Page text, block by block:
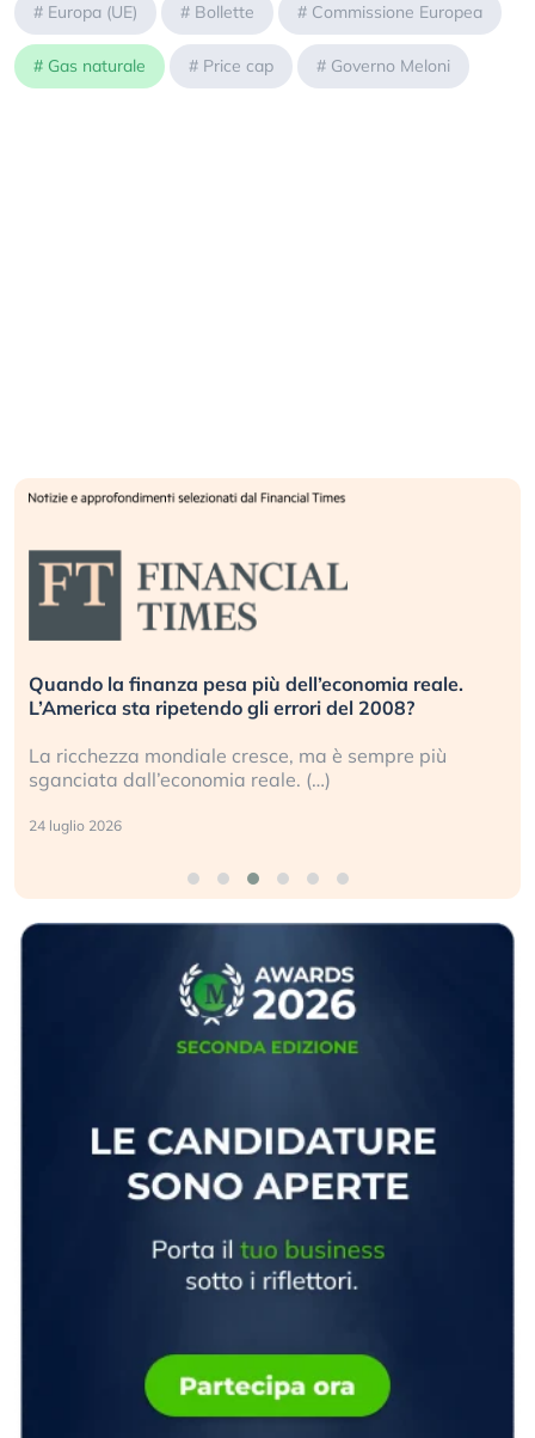
# Europa (UE) # Bollette # Commissione Europea
# Gas naturale # Price cap # Governo Meloni
Quando la finanza pesa più dell’economia reale.
L’America sta ripetendo gli errori del 2008?
La ricchezza mondiale cresce, ma è sempre più
sganciata dall’economia reale. (…)
24 luglio 2026